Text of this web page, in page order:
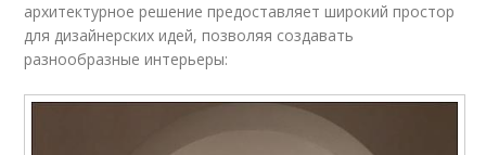
архитектурное решение предоставляет широкий простор
для дизайнерских идей, позволяя создавать
разнообразные интерьеры: